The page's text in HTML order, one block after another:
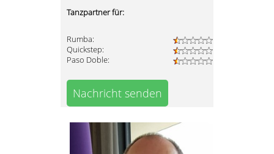
Tanzpartner für:
Rumba:
Quickstep:
Paso Doble:
Nachricht senden